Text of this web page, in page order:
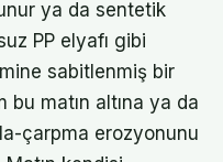
ya da sentetik
PP elyafı gibi
sabitlenmiş bir
bu matın altına ya da
çarpma erozyonunu